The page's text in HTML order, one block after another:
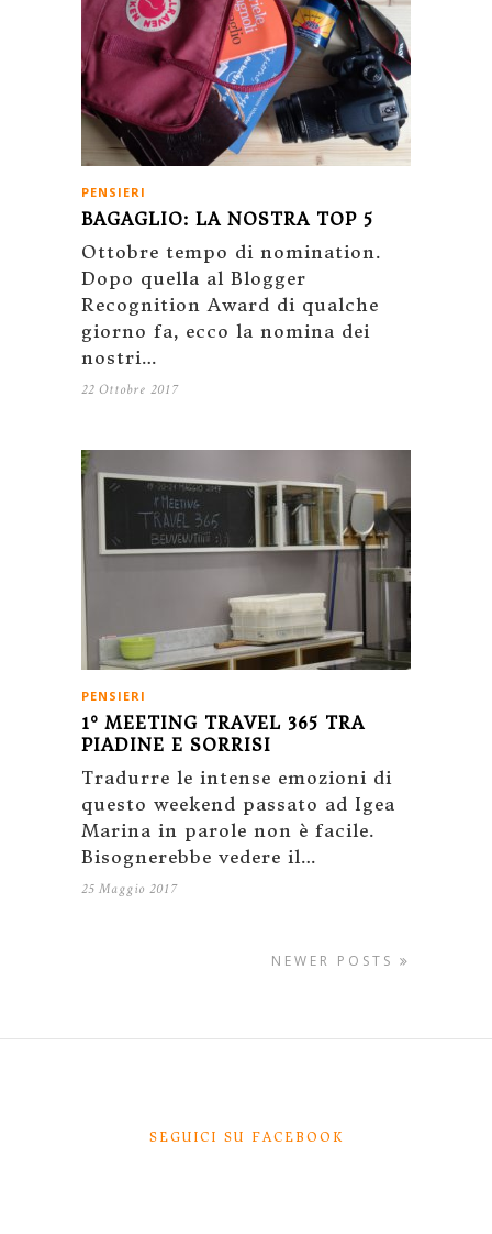
PENSIERI
BAGAGLIO: LA NOSTRA TOP 5
Ottobre tempo di nomination.
Dopo quella al Blogger
Recognition Award di qualche
giorno fa, ecco la nomina dei
nostri…
22 Ottobre 2017
PENSIERI
1° MEETING TRAVEL 365 TRA
PIADINE E SORRISI
Tradurre le intense emozioni di
questo weekend passato ad Igea
Marina in parole non è facile.
Bisognerebbe vedere il…
25 Maggio 2017
NEWER POSTS
SEGUICI SU FACEBOOK